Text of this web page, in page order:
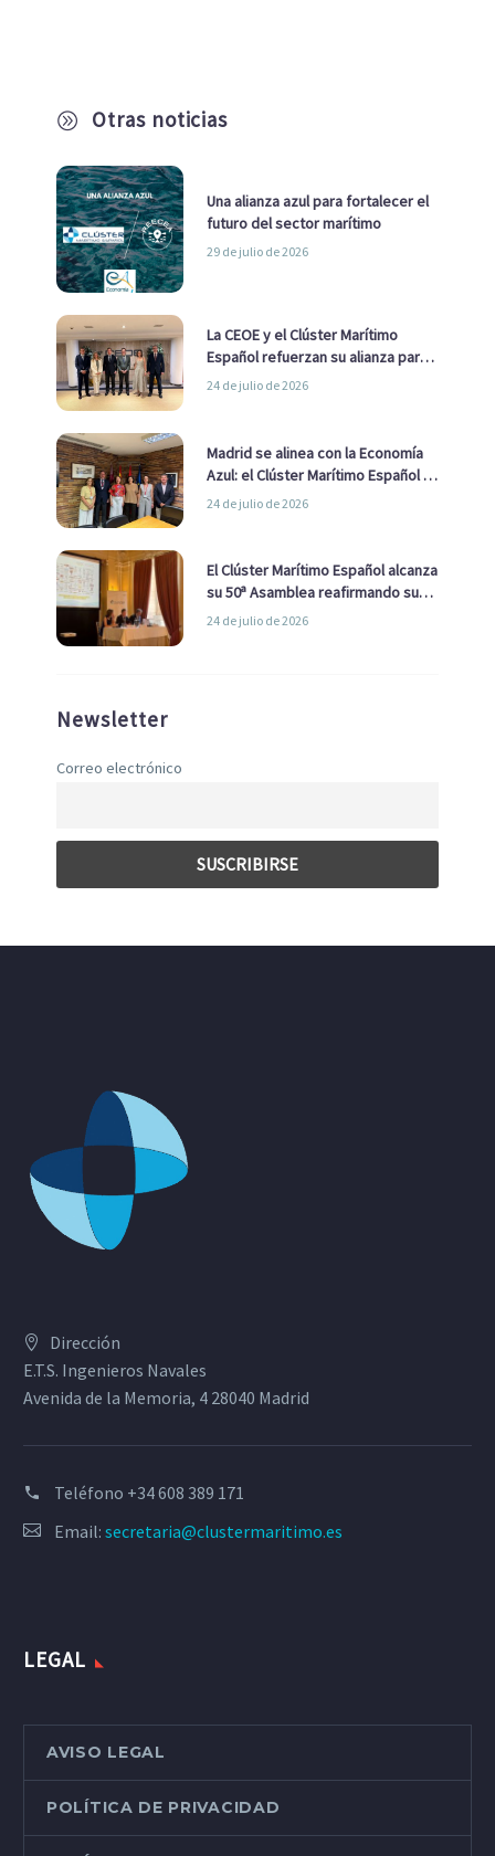
A Otras noticias
Una alianza azul para fortalecer el
futuro del sector marítimo
29 de julio de 2026
La CEOE y el Clúster Marítimo
Español refuerzan su alianza para
impulsar una estrategia Nacional
24 de julio de 2026
Madrid se alinea con la Economía
Azul: el Clúster Marítimo Español y
la Real Liga Naval avanzan alianzas
24 de julio de 2026
El Clúster Marítimo Español alcanza
su 50ª Asamblea reafirmando su
liderazgo en la Economía Azul
24 de julio de 2026
Newsletter
Correo electrónico
Dirección
E.T.S. Ingenieros Navales
Avenida de la Memoria, 4 28040 Madrid
Teléfono +34 608 389 171
Email: secretaria@clustermaritimo.es
LEGAL
AVISO LEGAL
POLÍTICA DE PRIVACIDAD